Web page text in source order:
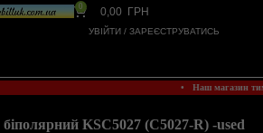
0 0,00 ГРН
УВІЙТИ / ЗАРЕЄСТРУВАТИСЬ
• Наш магазин
KSC5027 (C5027-R) -used